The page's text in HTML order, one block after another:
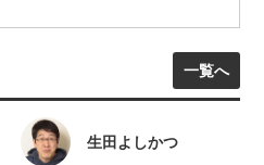
一覧へ
生田よしかつ